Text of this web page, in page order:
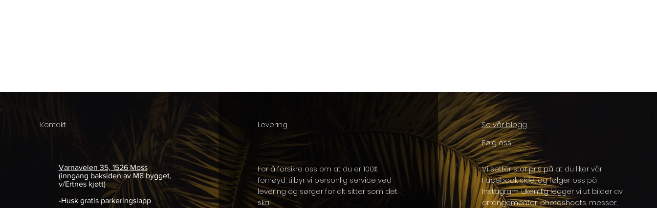
Kontakt
Varnaveien 35, 1526 Moss
(inngang baksiden av M8 bygget,
v/Ertnes kjøtt)
-Husk gratis parkeringslapp
Levering
For å forsikre oss om at du er 100%
fornøyd, tilbyr vi personlig service ved
levering og sørger for alt sitter som det
skal.
Se vår blogg
Følg oss
Vi setter stor pris på at du liker vår
Facebook side, og følger oss på
Instagram. Ukentlig legger vi ut bilder av
arrangementer, photoshoots, messer,